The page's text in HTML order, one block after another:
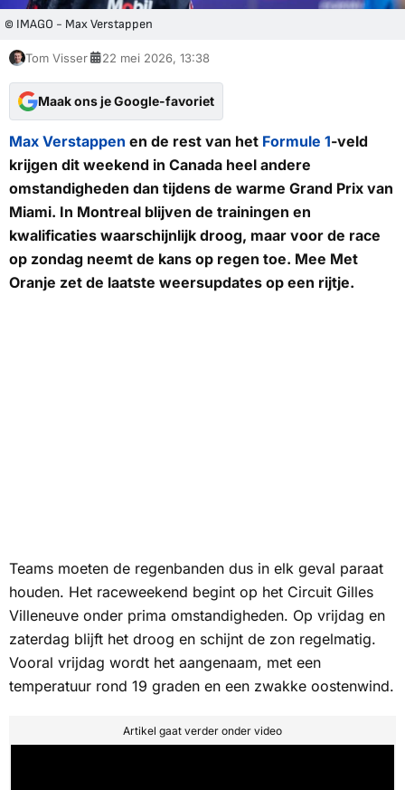
© IMAGO - Max Verstappen
Tom Visser 22 mei 2026, 13:38
Maak ons je Google-favoriet
Max Verstappen en de rest van het Formule 1-veld
krijgen dit weekend in Canada heel andere
omstandigheden dan tijdens de warme Grand Prix van
Miami. In Montreal blijven de trainingen en
kwalificaties waarschijnlijk droog, maar voor de race
op zondag neemt de kans op regen toe. Mee Met
Oranje zet de laatste weersupdates op een rijtje.
Teams moeten de regenbanden dus in elk geval paraat
houden. Het raceweekend begint op het Circuit Gilles
Villeneuve onder prima omstandigheden. Op vrijdag en
zaterdag blijft het droog en schijnt de zon regelmatig.
Vooral vrijdag wordt het aangenaam, met een
temperatuur rond 19 graden en een zwakke oostenwind.
Artikel gaat verder onder video